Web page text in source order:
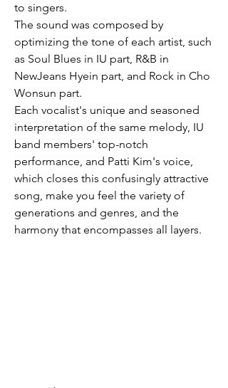
to singers.
The sound was composed by
optimizing the tone of each artist, such
as Soul Blues in IU part, R&B in
NewJeans Hyein part, and Rock in Cho
Wonsun part.
Each vocalist's unique and seasoned
interpretation of the same melody, IU
band members' top-notch
performance, and Patti Kim's voice,
which closes this confusingly attractive
song, make you feel the variety of
generations and genres, and the
harmony that encompasses all layers.